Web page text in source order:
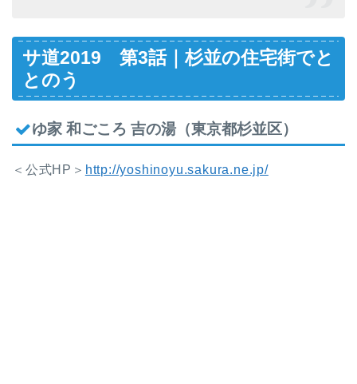
サ道2019 第3話｜杉並の住宅街でと
とのう
ゆ家 和ごころ 吉の湯（東京都杉並区）
＜公式HP＞ http://yoshinoyu.sakura.ne.jp/